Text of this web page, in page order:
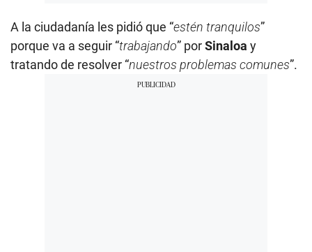
A la ciudadanía les pidió que “estén tranquilos”
porque va a seguir “trabajando” porSinaloa y
tratando de resolver “nuestros problemas comunes”.